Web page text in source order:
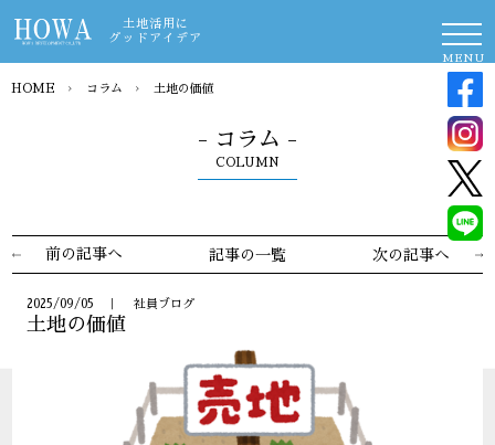
土地活用に
グッドアイデア
MENU
- コラム -
COLUMN
HOME › コラム › 土地の価値
前の記事へ 記事の一覧 次の記事へ
2025/09/05 ｜ 社員ブログ
土地の価値